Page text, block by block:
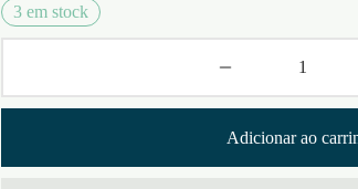
3 em stock
Adicionar ao